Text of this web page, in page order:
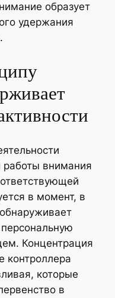
образует
удержания
работы внимания
в момент, в
Концентрация
контроллера
которые
в